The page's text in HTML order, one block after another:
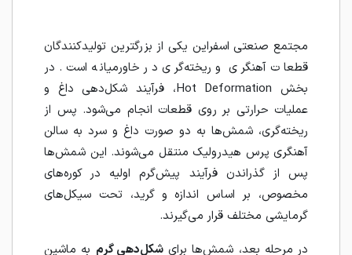
مجتمع صنعتی اسفراین یکی از بزرگترین تولیدکنندگان
قطعات آهنگری و ریخته‌گری در خاورمیانه است. در
بخش Hot Deformation، فرآیند شکل‌دهی داغ و
عملیات حرارتی بر روی قطعات انجام می‌شود. پس از
ریخته‌گری، شمش‌ها به دو صورت داغ و سرد به سالن
آهنگری پرس هیدرولیک منتقل می‌شوند. این شمش‌ها
پس از گذراندن فرآیند پیش‌گرم اولیه در کوره‌های
مخصوص، بر اساس اندازه و گرید، تحت سیکل‌های
گرمایشی مختلف قرار می‌گیرند.
در مرحله بعد، شمش‌ها برایشکل‌دهی گرم به ماشین